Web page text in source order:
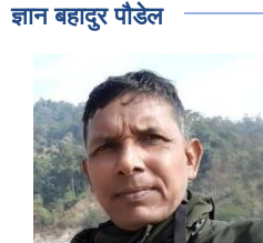
ज्ञान बहादुर पाैडेल